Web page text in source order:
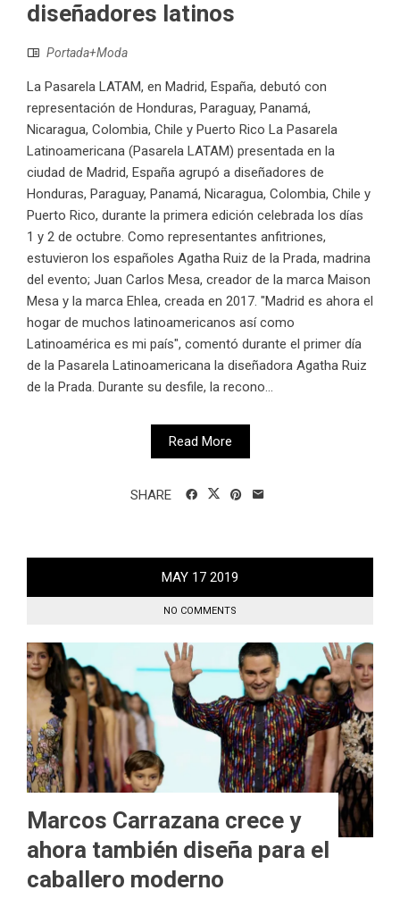
diseñadores latinos
Portada+Moda
La Pasarela LATAM, en Madrid, España, debutó con
representación de Honduras, Paraguay, Panamá,
Nicaragua, Colombia, Chile y Puerto Rico La Pasarela
Latinoamericana (Pasarela LATAM) presentada en la
ciudad de Madrid, España agrupó a diseñadores de
Honduras, Paraguay, Panamá, Nicaragua, Colombia, Chile y
Puerto Rico, durante la primera edición celebrada los días
1 y 2 de octubre. Como representantes anfitriones,
estuvieron los españoles Agatha Ruiz de la Prada, madrina
del evento; Juan Carlos Mesa, creador de la marca Maison
Mesa y la marca Ehlea, creada en 2017. "Madrid es ahora el
hogar de muchos latinoamericanos así como
Latinoamérica es mi país", comentó durante el primer día
de la Pasarela Latinoamericana la diseñadora Agatha Ruiz
de la Prada. Durante su desfile, la recono...
Read More
SHARE
MAY 17 2019
NO COMMENTS
Marcos Carrazana crece y
ahora también diseña para el
caballero moderno